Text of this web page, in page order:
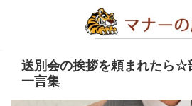
送別会の挨拶を頼まれたら☆
一言集